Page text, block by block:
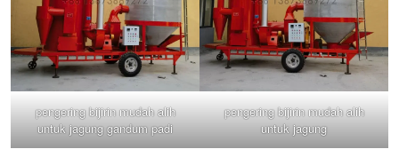
pengering bijirin mudah alih
untuk jagung gandum padi
pengering bijirin mudah alih
untuk jagung